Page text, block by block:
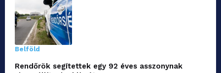
Belföld
Rendőrök segítettek egy 92 éves asszonynak